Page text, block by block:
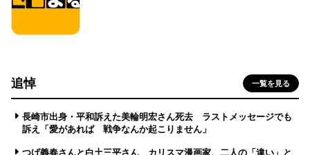
追悼 一覧を見る
長崎市出身・平和訴えた美輪明宏さん死去 ラストメッセージでも
訴え「愛があれば 戦争なんか起こりません」
つげ義春さんと白土三平さん カリスマ漫画家、二人の「違い」と